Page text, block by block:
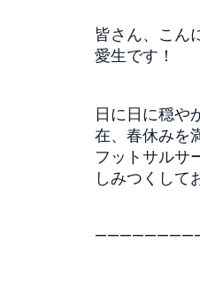
皆さん、こん
愛生です！
日に日に穏や
在、春休みを
フットサルサ
しみつくして